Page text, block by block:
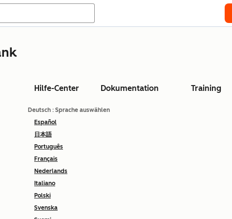
Hilfe-Center Dokumentation Training
Deutsch : Sprache auswählen
Español
日本語
Português
Français
Nederlands
Italiano
Polski
Svenska